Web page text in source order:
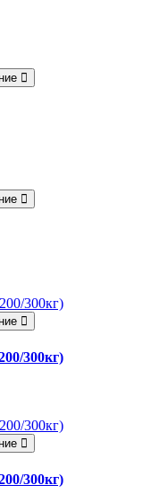
300кг)
300кг)